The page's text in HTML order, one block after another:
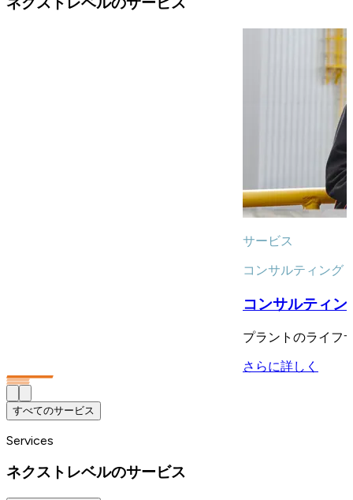
サービス
コンサルティング
コンサルティン
プラントのライフ
さらに詳しく
すべてのサービス
Services
ネクストレベルのサービス